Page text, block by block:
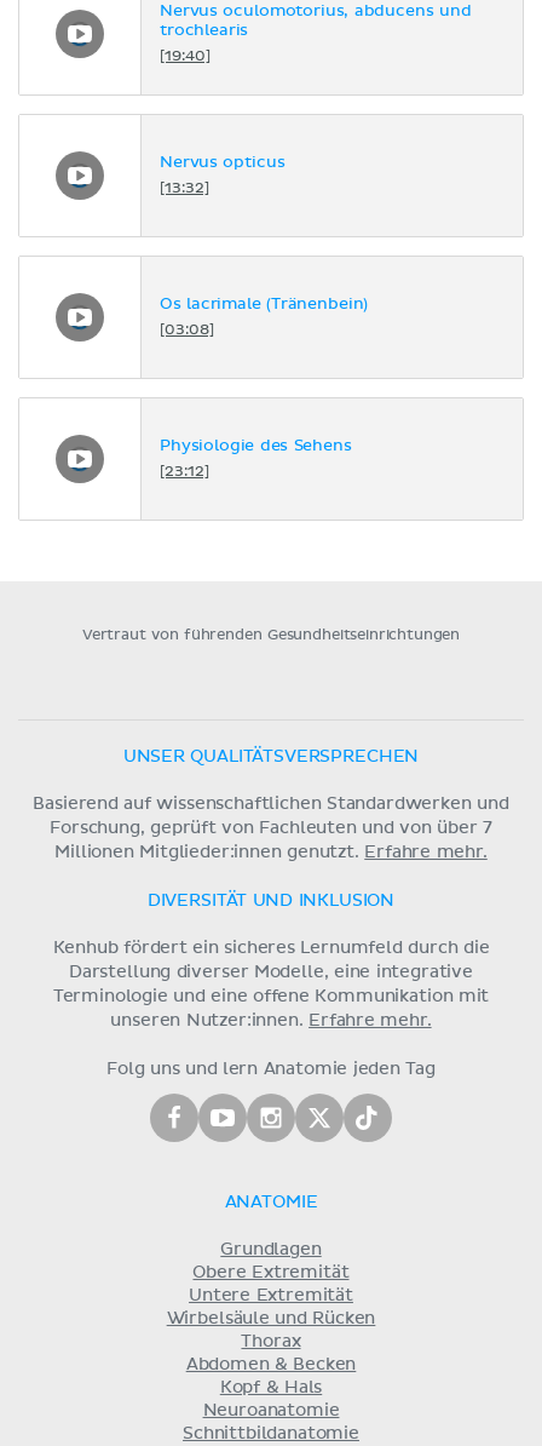
Nervus oculomotorius, abducens und
trochlearis
[19:40]
Nervus opticus
[13:32]
Os lacrimale (Tränenbein)
[03:08]
Physiologie des Sehens
[23:12]
Vertraut von führenden Gesundheitseinrichtungen
UNSER QUALITÄTSVERSPRECHEN
Basierend auf wissenschaftlichen Standardwerken und
Forschung, geprüft von Fachleuten und von über 7
Millionen Mitglieder:innen genutzt. Erfahre mehr.
DIVERSITÄT UND INKLUSION
Kenhub fördert ein sicheres Lernumfeld durch die
Darstellung diverser Modelle, eine integrative
Terminologie und eine offene Kommunikation mit
unseren Nutzer:innen. Erfahre mehr.
Folg uns und lern Anatomie jeden Tag
ANATOMIE
Grundlagen
Obere Extremität
Untere Extremität
Wirbelsäule und Rücken
Thorax
Abdomen & Becken
Kopf & Hals
Neuroanatomie
Schnittbildanatomie